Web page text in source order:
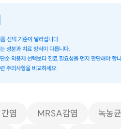
선택 기준이 달라집니다.
성분과 치료 방식이 다릅니다.
순 외용제 선택보다 진료 필요성을 먼저 판단해야 합
주의사항을 비교하세요.
염 MRSA감염 녹농균